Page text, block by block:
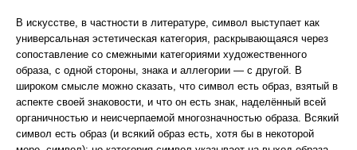
В искусстве, в частности в литературе, символ выступает как
универсальная эстетическая категория, раскрывающаяся через
сопоставление со смежными категориями художественного
образа, с одной стороны, знака и аллегории — с другой. В
широком смысле можно сказать, что символ есть образ, взятый в
аспекте своей знаковости, и что он есть знак, наделённый всей
органичностью и неисчерпаемой многозначностью образа. Всякий
символ есть образ (и всякий образ есть, хотя бы в некоторой